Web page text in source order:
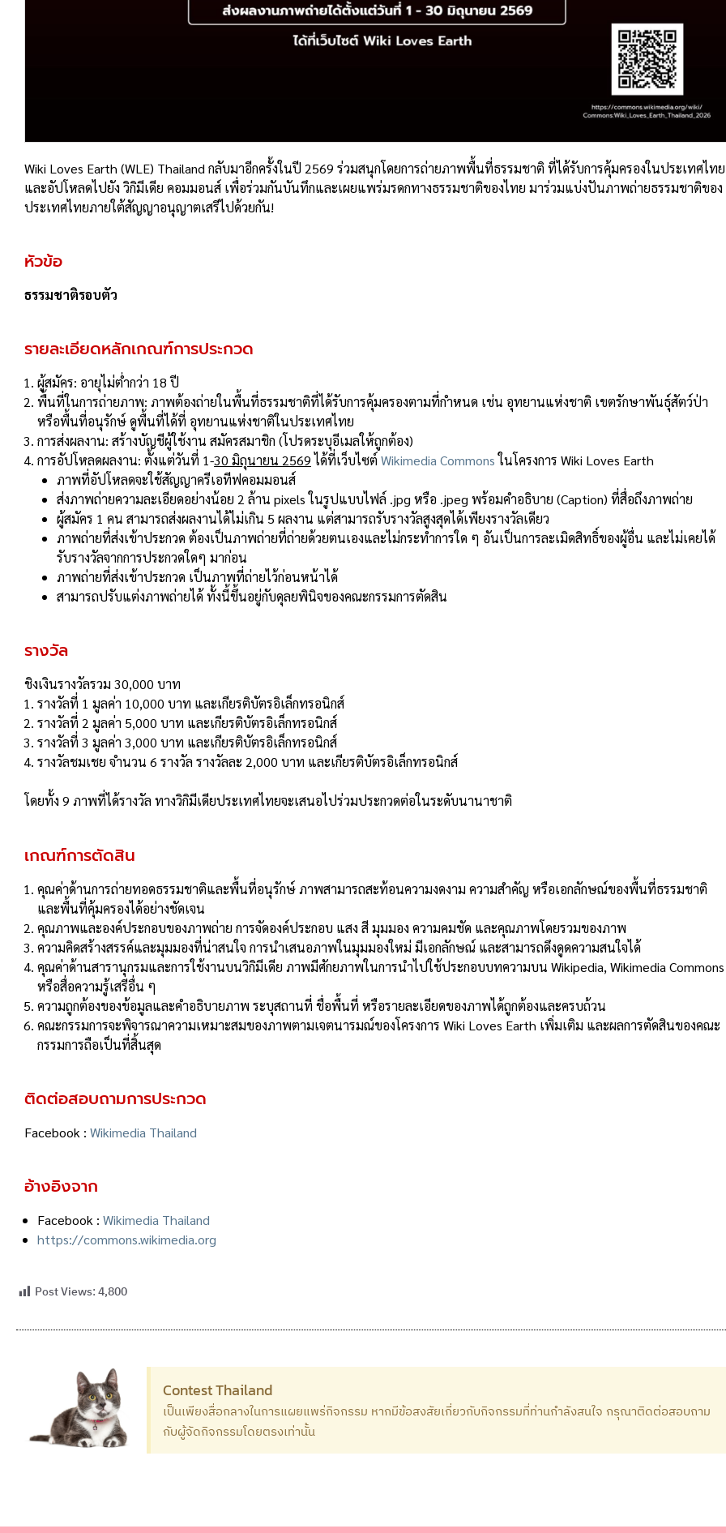
Wiki Loves Earth (WLE) Thailand กลับมาอีกครั้งในปี 2569 ร่วมสนุกโดยการถ่ายภาพพื้นที่ธรรมชาติ ที่ได้รับการคุ้มครองในประเทศไทย
และอัปโหลดไปยัง วิกิมีเดีย คอมมอนส์ เพื่อร่วมกันบันทึกและเผยแพร่มรดกทางธรรมชาติของไทย มาร่วมแบ่งปันภาพถ่ายธรรมชาติของ
ประเทศไทยภายใต้สัญญาอนุญาตเสรีไปด้วยกัน!
หัวข้อ
ธรรมชาติรอบตัว
รายละเอียดหลักเกณฑ์การประกวด
ผู้สมัคร: อายุไม่ต่ำกว่า 18 ปี
พื้นที่ในการถ่ายภาพ: ภาพต้องถ่ายในพื้นที่ธรรมชาติที่ได้รับการคุ้มครองตามที่กำหนด เช่น อุทยานแห่งชาติ เขตรักษาพันธุ์สัตว์ป่า
หรือพื้นที่อนุรักษ์ ดูพื้นที่ได้ที่ อุทยานแห่งชาติในประเทศไทย
การส่งผลงาน: สร้างบัญชีผู้ใช้งาน สมัครสมาชิก (โปรดระบุอีเมลให้ถูกต้อง)
การอัปโหลดผลงาน: ตั้งแต่วันที่ 1-30 มิถุนายน 2569ได้ที่เว็บไซต์ Wikimedia Commonsในโครงการ Wiki Loves Earth
ภาพที่อัปโหลดจะใช้สัญญาครีเอทีฟคอมมอนส์
ส่งภาพถ่ายความละเอียดอย่างน้อย 2 ล้าน pixels ในรูปแบบไฟล์ .jpg หรือ .jpeg พร้อมคำอธิบาย (Caption) ที่สื่อถึงภาพถ่าย
ผู้สมัคร 1 คน สามารถส่งผลงานได้ไม่เกิน 5 ผลงาน แต่สามารถรับรางวัลสูงสุดได้เพียงรางวัลเดียว
ภาพถ่ายที่ส่งเข้าประกวด ต้องเป็นภาพถ่ายที่ถ่ายด้วยตนเองและไม่กระทำการใด ๆ อันเป็นการละเมิดสิทธิ์ของผู้อื่น และไม่เคยได้
รับรางวัลจากการประกวดใดๆ มาก่อน
ภาพถ่ายที่ส่งเข้าประกวด เป็นภาพที่ถ่ายไว้ก่อนหน้าได้
สามารถปรับแต่งภาพถ่ายได้ ทั้งนี้ขึ้นอยู่กับดุลยพินิจของคณะกรรมการตัดสิน
รางวัล
ชิงเงินรางวัลรวม 30,000 บาท
รางวัลที่ 1 มูลค่า 10,000 บาท และเกียรติบัตรอิเล็กทรอนิกส์
รางวัลที่ 2 มูลค่า 5,000 บาท และเกียรติบัตรอิเล็กทรอนิกส์
รางวัลที่ 3 มูลค่า 3,000 บาท และเกียรติบัตรอิเล็กทรอนิกส์
รางวัลชมเชย จำนวน 6 รางวัล รางวัลละ 2,000 บาท และเกียรติบัตรอิเล็กทรอนิกส์
โดยทั้ง 9 ภาพที่ได้รางวัล ทางวิกิมีเดียประเทศไทยจะเสนอไปร่วมประกวดต่อในระดับนานาชาติ
เกณฑ์การตัดสิน
คุณค่าด้านการถ่ายทอดธรรมชาติและพื้นที่อนุรักษ์ ภาพสามารถสะท้อนความงดงาม ความสำคัญ หรือเอกลักษณ์ของพื้นที่ธรรมชาติ
และพื้นที่คุ้มครองได้อย่างชัดเจน
คุณภาพและองค์ประกอบของภาพถ่าย การจัดองค์ประกอบ แสง สี มุมมอง ความคมชัด และคุณภาพโดยรวมของภาพ
ความคิดสร้างสรรค์และมุมมองที่น่าสนใจ การนำเสนอภาพในมุมมองใหม่ มีเอกลักษณ์ และสามารถดึงดูดความสนใจได้
คุณค่าด้านสารานุกรมและการใช้งานบนวิกิมีเดีย ภาพมีศักยภาพในการนำไปใช้ประกอบบทความบน Wikipedia, Wikimedia Commons
หรือสื่อความรู้เสรีอื่น ๆ
ความถูกต้องของข้อมูลและคำอธิบายภาพ ระบุสถานที่ ชื่อพื้นที่ หรือรายละเอียดของภาพได้ถูกต้องและครบถ้วน
คณะกรรมการจะพิจารณาความเหมาะสมของภาพตามเจตนารมณ์ของโครงการ Wiki Loves Earth เพิ่มเติม และผลการตัดสินของคณะ
กรรมการถือเป็นที่สิ้นสุด
ติดต่อสอบถามการประกวด
Facebook : Wikimedia Thailand
อ้างอิงจาก
Facebook : Wikimedia Thailand
https://commons.wikimedia.org
Post Views:4,800
Contest Thailand
เป็นเพียงสื่อกลางในการแผยแพร่กิจกรรม หากมีข้อสงสัยเกี่ยวกับกิจกรรมที่ท่านกำลังสนใจ กรุณาติดต่อสอบถาม
กับผู้จัดกิจกรรมโดยตรงเท่านั้น